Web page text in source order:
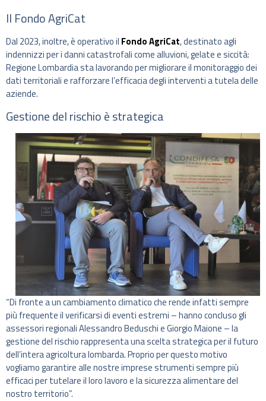
Il Fondo AgriCat
Dal 2023, inoltre, è operativo il Fondo AgriCat, destinato agli
indennizzi per i danni catastrofali come alluvioni, gelate e siccità:
Regione Lombardia sta lavorando per migliorare il monitoraggio dei
dati territoriali e rafforzare l’efficacia degli interventi a tutela delle
aziende.
Gestione del rischio è strategica
“Di fronte a un cambiamento climatico che rende infatti sempre
più frequente il verificarsi di eventi estremi – hanno concluso gli
assessori regionali Alessandro Beduschi e Giorgio Maione – la
gestione del rischio rappresenta una scelta strategica per il futuro
dell’intera agricoltura lombarda. Proprio per questo motivo
vogliamo garantire alle nostre imprese strumenti sempre più
efficaci per tutelare il loro lavoro e la sicurezza alimentare del
nostro territorio”.